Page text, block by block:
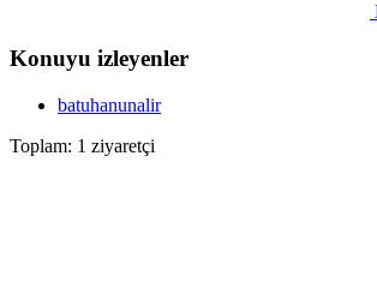
Konuyu izleyenler
batuhanunalir
Toplam: 1 ziyaretçi